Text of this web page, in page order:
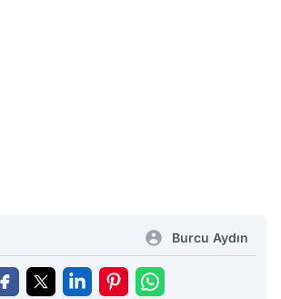
Burcu Aydın